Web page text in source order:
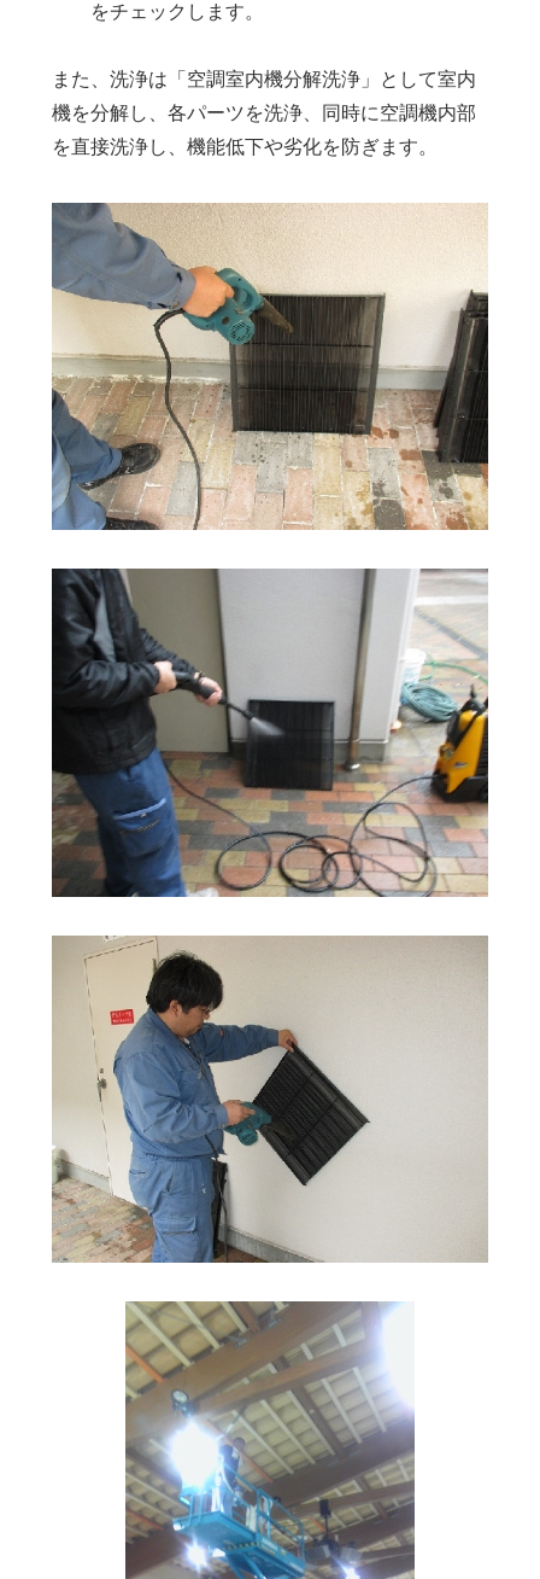
をチェックします。
また、洗浄は「空調室内機分解洗浄」として室内
機を分解し、各パーツを洗浄、同時に空調機内部
を直接洗浄し、機能低下や劣化を防ぎます。